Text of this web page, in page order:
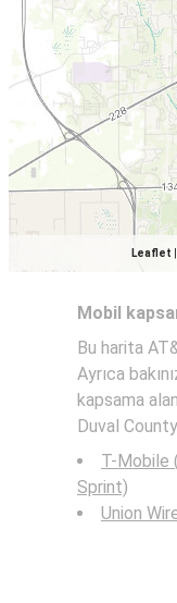
Leaflet
Mobil
Bu harita
Ayrıca
kapsama
Duval
T-Mobile
Sprint)
Union